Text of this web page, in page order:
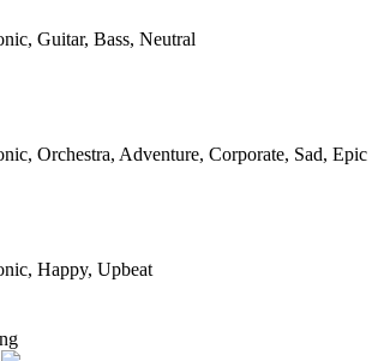
Guitar, Bass, Neutral
Orchestra, Adventure, Corporate, Sad, Epic
Happy, Upbeat